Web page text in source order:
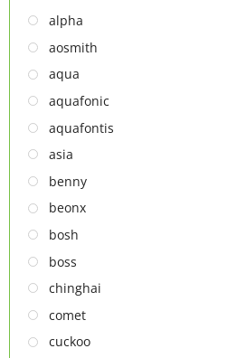
NỒI CHIÊN
NỒI CHIÊN
Thiết bị lọc nước
TỦ ĐÔNG
TỦ MÁT
TỦ RƯỢU
LÒ VI SÓNG
MÁY LỌC KHÔNG KHÍ
MÁY NƯỚC NÓNG LẠNH
NỒI CƠM ĐIỆN
QUẠT ĐIỆN
alpha
aosmith
aqua
aquafonic
aquafontis
asia
benny
beonx
bosh
boss
chinghai
comet
cuckoo